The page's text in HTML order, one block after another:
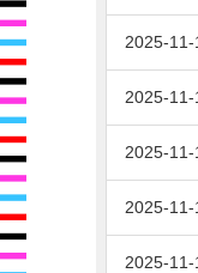
2025-11-
2025-11-
2025-11-
2025-11-
2025-11-